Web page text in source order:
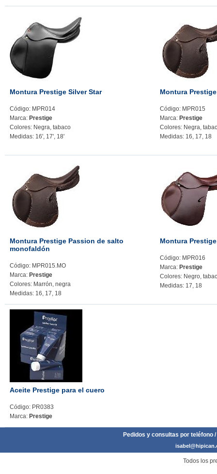
Montura Prestige Silver Star
Código: MPR014
Marca: Prestige
Colores: Negra, tabaco
Medidas: 16', 17', 18'
Montura
Código: MPR015
Marca: Prestige
Colores: Negra,
Medidas: 16, 17, 18
Montura Prestige Passion de salto
monofaldón
Código: MPR015.MO
Marca: Prestige
Colores: Marrón, negra
Medidas: 16, 17, 18
Montura
Código: MPR016
Marca: Prestige
Colores: Negro,
Medidas: 17, 18
Aceite Prestige para el cuero
Código: PR0383
Marca: Prestige
Pedidos y consultas por teléfono
Todos los